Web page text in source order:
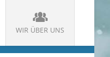
WIR ÜBER UNS